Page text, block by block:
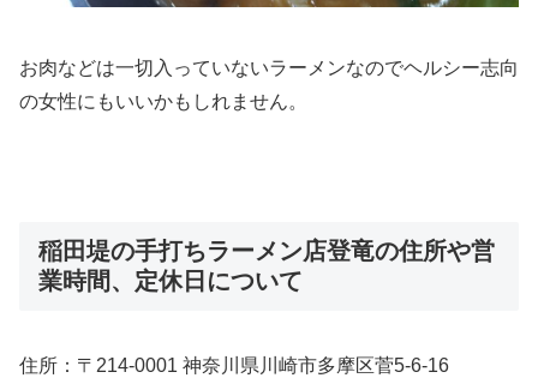
お肉などは一切入っていないラーメンなのでヘルシー志向
の女性にもいいかもしれません。
稲田堤の手打ちラーメン店登竜の住所や営
業時間、定休日について
住所：〒214-0001 神奈川県川崎市多摩区菅5-6-16